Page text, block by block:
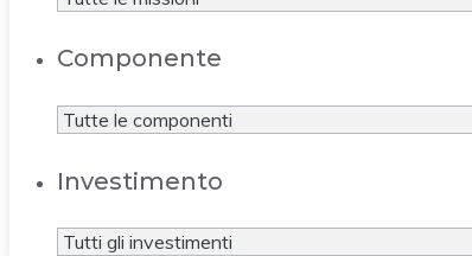
Componente
Investimento